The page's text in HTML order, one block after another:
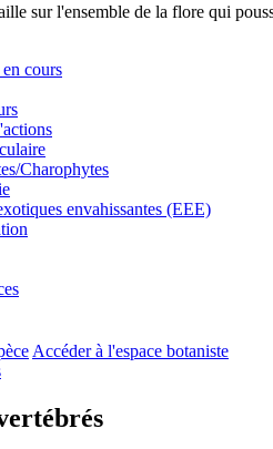
sur l'ensemble de la flore qui
cours
Charophytes
envahissantes (EEE)
Accéder à l'espace botaniste